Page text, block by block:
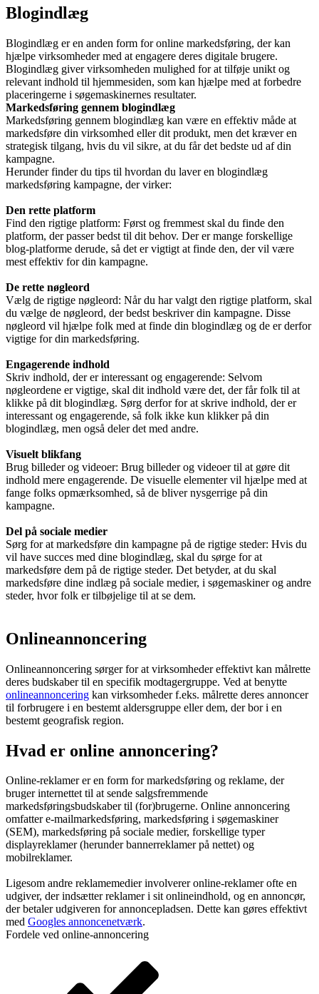
Blogindlæg
Blogindlæg er en anden form for online markedsføring, der kan
hjælpe virksomheder med at engagere deres digitale brugere.
Blogindlæg giver virksomheden mulighed for at tilføje unikt og
relevant indhold til hjemmesiden, som kan hjælpe med at forbedre
placeringerne i søgemaskinernes resultater.
Markedsføring gennem blogindlæg
Markedsføring gennem blogindlæg kan være en effektiv måde at
markedsføre din virksomhed eller dit produkt, men det kræver en
strategisk tilgang, hvis du vil sikre, at du får det bedste ud af din
kampagne.
Herunder finder du tips til hvordan du laver en blogindlæg
markedsføring kampagne, der virker:
Den rette platform
Find den rigtige platform: Først og fremmest skal du finde den
platform, der passer bedst til dit behov. Der er mange forskellige
blog-platforme derude, så det er vigtigt at finde den, der vil være
mest effektiv for din kampagne.
De rette nøgleord
Vælg de rigtige nøgleord: Når du har valgt den rigtige platform, skal
du vælge de nøgleord, der bedst beskriver din kampagne. Disse
nøgleord vil hjælpe folk med at finde din blogindlæg og de er derfor
vigtige for din markedsføring.
Engagerende indhold
Skriv indhold, der er interessant og engagerende: Selvom
nøgleordene er vigtige, skal dit indhold være det, der får folk til at
klikke på dit blogindlæg. Sørg derfor for at skrive indhold, der er
interessant og engagerende, så folk ikke kun klikker på din
blogindlæg, men også deler det med andre.
Visuelt blikfang
Brug billeder og videoer: Brug billeder og videoer til at gøre dit
indhold mere engagerende. De visuelle elementer vil hjælpe med at
fange folks opmærksomhed, så de bliver nysgerrige på din
kampagne.
Del på sociale medier
Sørg for at markedsføre din kampagne på de rigtige steder: Hvis du
vil have succes med dine blogindlæg, skal du sørge for at
markedsføre dem på de rigtige steder. Det betyder, at du skal
markedsføre dine indlæg på sociale medier, i søgemaskiner og andre
steder, hvor folk er tilbøjelige til at se dem.
Onlineannoncering
Onlineannoncering sørger for at virksomheder effektivt kan målrette
deres budskaber til en specifik modtagergruppe. Ved at benytte
onlineannoncering kan virksomheder f.eks. målrette deres annoncer
til forbrugere i en bestemt aldersgruppe eller dem, der bor i en
bestemt geografisk region.
Hvad er online annoncering?
Online-reklamer er en form for markedsføring og reklame, der
bruger internettet til at sende salgsfremmende
markedsføringsbudskaber til (for)brugerne. Online annoncering
omfatter e-mailmarkedsføring, markedsføring i søgemaskiner
(SEM), markedsføring på sociale medier, forskellige typer
displayreklamer (herunder bannerreklamer på nettet) og
mobilreklamer.
Ligesom andre reklamemedier involverer online-reklamer ofte en
udgiver, der indsætter reklamer i sit onlineindhold, og en annoncør,
der betaler udgiveren for annoncepladsen. Dette kan gøres effektivt
med Googles annoncenetværk.
Fordele ved online-annoncering